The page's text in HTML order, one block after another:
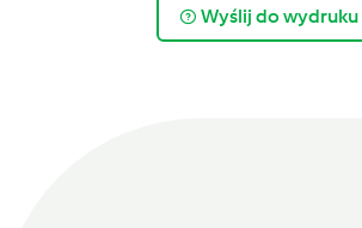
Wyślij do wydruku